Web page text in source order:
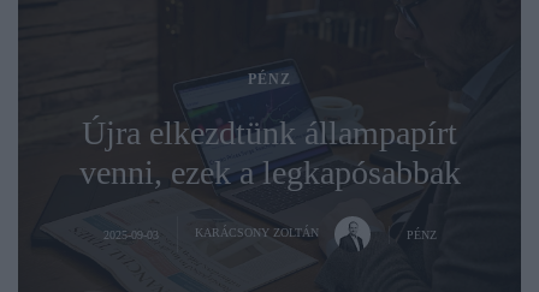
PÉNZ
Újra elkezdtünk állampapírt
venni, ezek a legkapósabbak
2025-09-03 KARÁCSONY ZOLTÁN PÉNZ